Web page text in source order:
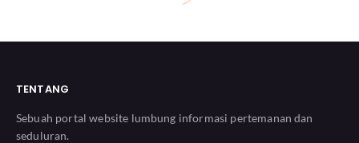
TENTANG
Sebuah portal website lumbung informasi pertemanan dan
seduluran.